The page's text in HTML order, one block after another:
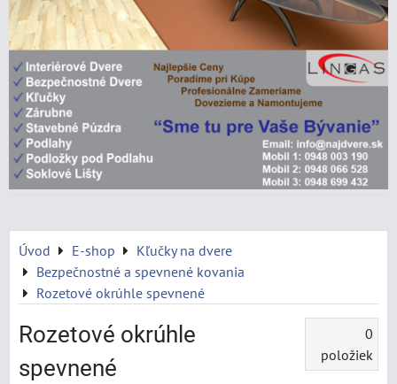
Úvod E-shop
Kľučky na dvere
Bezpečnostné a spevnené kovania
Rozetové okrúhle spevnené
Rozetové okrúhle
spevnené
0
položiek